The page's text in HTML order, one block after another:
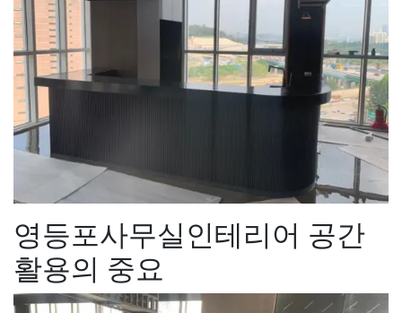
영등포사무실인테리어 공간
활용의 중요